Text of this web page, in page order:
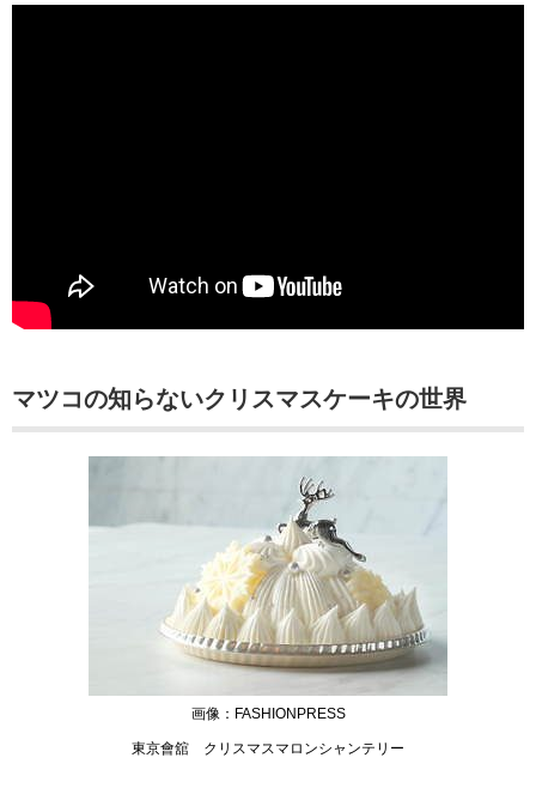
マツコの知らないクリスマスケーキの世界
画像：FASHIONPRESS
東京會舘 クリスマスマロンシャンテリー